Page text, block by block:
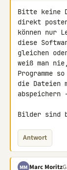
Bitte keine
direkt
können nur
diese
gleichen
weiß man
Programme
die Dateien
abspeichern
Bilder sind
Antwort
MM Marc Moritz